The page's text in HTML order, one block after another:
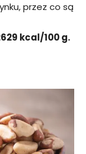
przez co są
kcal/100 g.